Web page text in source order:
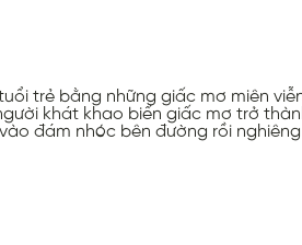
trẻ bằng những giấc mơ miên
khát khao biến giấc mơ trở
vào đám nhóc bên đường rồi